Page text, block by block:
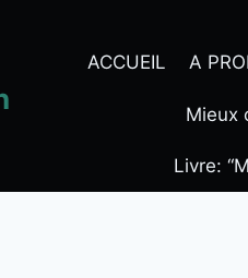
ACCUEIL A
Mieux
Livre: